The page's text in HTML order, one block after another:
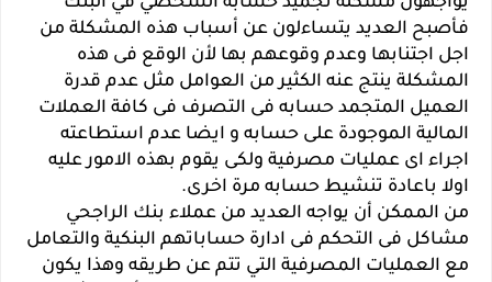
فأصبح العديد يتساءلون عن أسباب هذه المشكلة من
اجل اجتنابها وعدم وقوعهم بها لأن الوقع فى هذه
المشكلة ينتج عنه الكثير من العوامل مثل عدم قدرة
العميل المتجمد حسابه فى التصرف فى كافة العملات
المالية الموجودة على حسابه و ايضا عدم استطاعته
اجراء اى عمليات مصرفية ولكى يقوم بهذه الامور عليه
اولا باعادة تنشيط حسابه مرة اخرى.
من الممكن أن يواجه العديد من عملاء بنك الراجحي
مشاكل فى التحكم فى ادارة حساباتهم البنكية والتعامل
مع العمليات المصرفية التي تتم عن طريقه وهذا يكون